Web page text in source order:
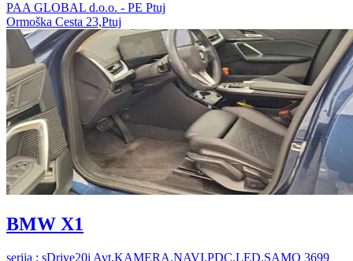
PAA GLOBAL d.o.o. - PE Ptuj
Ormoška Cesta 23,Ptuj
BMW X1
serija : sDrive20i Avt.KAMERA.NAVI.PDC.LED.SAMO 3699